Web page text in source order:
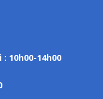
10h00-14h00